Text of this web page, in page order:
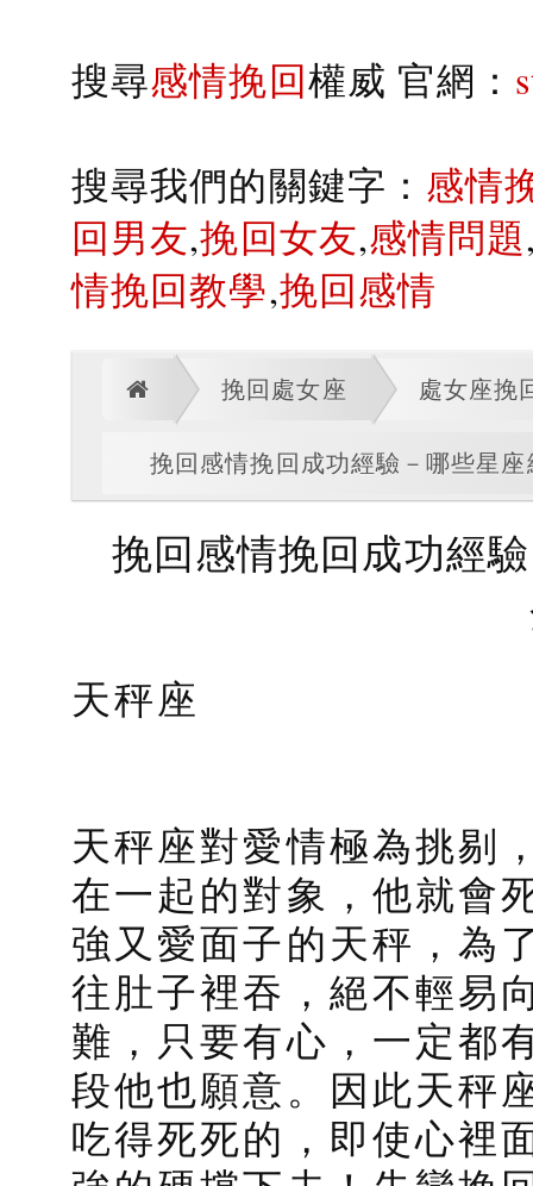
搜尋感情挽回權威 官網：
搜尋我們的關鍵字： 感情
回男友,挽回女友,感情問題
情挽回教學,挽回感情
挽回處女座 處女座挽
挽回感情挽回成功經驗－哪些星
挽回感情挽回成功經
天秤座
天秤座對愛情極為挑剔
在一起的對象，他就會
強又愛面子的天秤，為
往肚子裡吞，絕不輕易
難，只要有心，一定都
段他也願意。因此天秤
吃得死死的，即使心裡